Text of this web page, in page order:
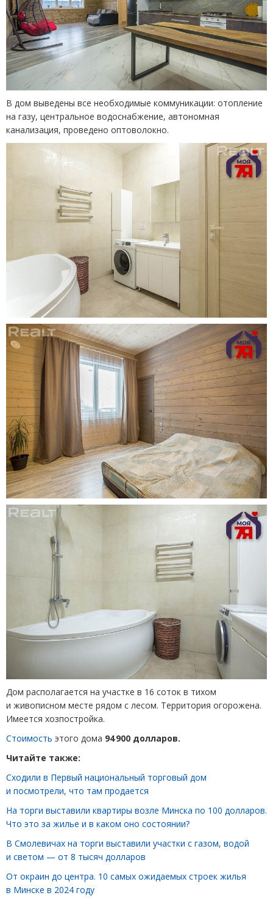
В дом выведены все необходимые коммуникации: отопление
на газу, центральное водоснабжение, автономная
канализация, проведено оптоволокно.
Дом располагается на участке в 16 соток в тихом
и живописном месте рядом с лесом. Территория огорожена.
Имеется хозпостройка.
Стоимость этого дома 94 900 долларов.
Читайте также:
Cходили в Первый национальный торговый дом
и посмотрели, что там продается
На торги выставили квартиры возле Минска по 100 долларов.
Что это за жилье и в каком оно состоянии?
В Смолевичах на торги выставили участки с газом, водой
и светом — от 8 тысяч долларов
От окраин до центра. 10 самых ожидаемых строек жилья
в Минске в 2024 году